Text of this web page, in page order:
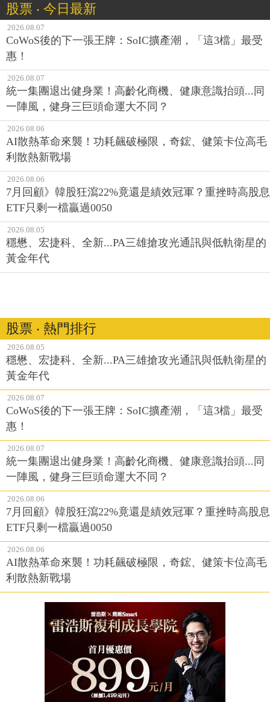
股票 ‧ 今日最新
2026.08.07
CoWoS後的下一張王牌：SoIC擴產潮，「這3檔」最受
惠！
2026.08.07
統一集團退出健身業！高齡化商機、健康意識抬頭...同
一陣風，健身三巨頭命運大不同？
2026.08.06
AI散熱革命來襲！功耗飆破極限，奇鋐、健策卡位高毛
利散熱新戰場
2026.08.06
7月回顧》韓股狂瀉22%竟還是績效冠軍？重挫時高股息
ETF只剩一檔贏過0050
2026.08.05
穩懋、宏捷科、全新...PA三雄搶攻光通訊與低軌衛星的
黃金年代
股票 ‧ 熱門排行
2026.08.05
穩懋、宏捷科、全新...PA三雄搶攻光通訊與低軌衛星的
黃金年代
2026.08.07
CoWoS後的下一張王牌：SoIC擴產潮，「這3檔」最受
惠！
2026.08.07
統一集團退出健身業！高齡化商機、健康意識抬頭...同
一陣風，健身三巨頭命運大不同？
2026.08.06
7月回顧》韓股狂瀉22%竟還是績效冠軍？重挫時高股息
ETF只剩一檔贏過0050
2026.08.06
AI散熱革命來襲！功耗飆破極限，奇鋐、健策卡位高毛
利散熱新戰場